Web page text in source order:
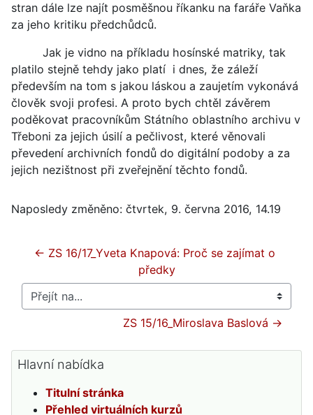
stran dále lze najít posměšnou říkanku na faráře Vaňka
za jeho kritiku předchůdců.
Jak je vidno na příkladu hosínské matriky, tak
platilo stejně tehdy jako platí i dnes, že záleží
především na tom s jakou láskou a zaujetím vykonává
člověk svoji profesi. A proto bych chtěl závěrem
poděkovat pracovníkům Státního oblastního archivu v
Třeboni za jejich úsilí a pečlivost, které věnovali
převedení archivních fondů do digitální podoby a za
jejich nezištnost při zveřejnění těchto fondů.
Naposledy změněno: čtvrtek, 9. června 2016, 14.19
← ZS 16/17_Yveta Knapová: Proč se zajímat o
předky
Přejít na...
ZS 15/16_Miroslava Baslová →
Přeskočit: Hlavní nabídka
Hlavní nabídka
Titulní stránka
Přehled virtuálních kurzů